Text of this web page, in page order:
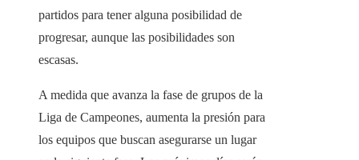
partidos para tener alguna posibilidad de
progresar, aunque las posibilidades son
escasas.
A medida que avanza la fase de grupos de la
Liga de Campeones, aumenta la presión para
los equipos que buscan asegurarse un lugar